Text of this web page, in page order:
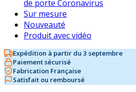
de porte Coronavirus
Sur mesure
Nouveauté
Produit avec vidéo
Expédition à partir du 3 septembre
Paiement sécurisé
Fabrication Française
Satisfait ou remboursé